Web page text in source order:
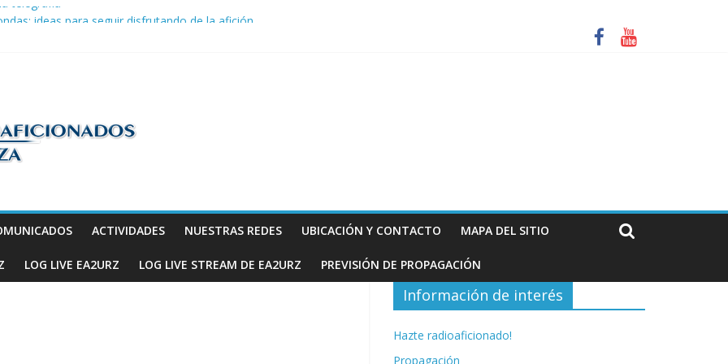
telegrafía
ACTIVIDADES NUESTRAS REDES UBICACIÓN Y CONTACTO MAPA DEL SITIO
LOG LIVE EA2URZ LOG LIVE STREAM DE EA2URZ PREVISIÓN DE PROPAGACIÓN
Información de interés
Hazte radioaficionado!
Propagación